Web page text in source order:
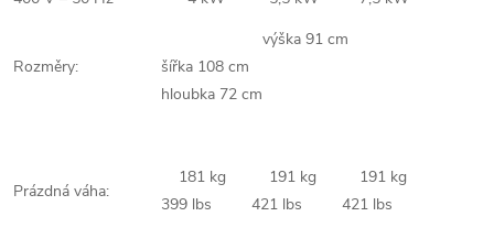
Rozměry:
výška 91 cm
šířka 108 cm
hloubka 72 cm
Prázdná váha:
181 kg
399 lbs
191 kg
421 lbs
191 kg
421 lbs